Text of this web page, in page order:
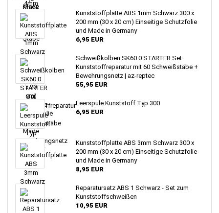
Kunststoffplatte ABS 1mm Schwarz 300 x
200 mm (30 x 20 cm) Einseitige Schutzfolie
und Made in Germany
6,95 EUR
Schweißkolben SK60.0 STARTER Set
Kunststoffreparatur mit 60 Schweißstäbe +
Bewehrungsnetz | az-reptec
55,95 EUR
Leerspule Kunststoff Typ 300
6,95 EUR
Kunststoffplatte ABS 3mm Schwarz 300 x
200 mm (30 x 20 cm) Einseitige Schutzfolie
und Made in Germany
8,95 EUR
Reparatursatz ABS 1 Schwarz - Set zum
Kunststoffschweißen
10,95 EUR